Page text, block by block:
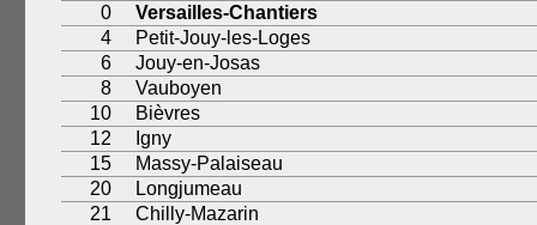
0
Versailles-Chantiers
4
Petit-Jouy-les-Loges
6
Jouy-en-Josas
8
Vauboyen
10
Bièvres
12
Igny
15
Massy-Palaiseau
20
Longjumeau
21
Chilly-Mazarin